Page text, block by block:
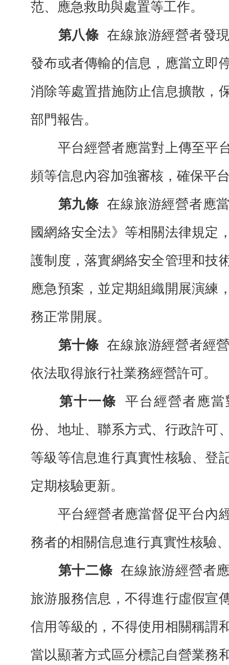
范、應急救助與處置等工作。
第八條 在線旅游經營者發
發布或者傳輸的信息，應當立即
消除等處置措施防止信息擴散，
部門報告。
平台經營者應當對上傳至平
頻等信息內容加強審核，確保平
第九條 在線旅游經營者應
國網絡安全法》等相關法律規定
護制度，落實網絡安全管理和技
應急預案，並定期組織開展演練
務正常開展。
第十條 在線旅游經營者經
依法取得旅行社業務經營許可。
第十一條
平台經營者應
份、地址、聯系方式、行政許可
等級等信息進行真實性核驗、登
定期核驗更新。
平台經營者應當督促平台內
務者的相關信息進行真實性核驗
第十二條 在線旅游經營者
旅游服務信息，不得進行虛假宣
信用等級的，不得使用相關稱謂
當以顯著方式區分標記自營業務